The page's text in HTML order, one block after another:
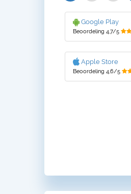
Google Play
Beoordeling 4,7/5
Apple Store
Beoordeling 4,6/5